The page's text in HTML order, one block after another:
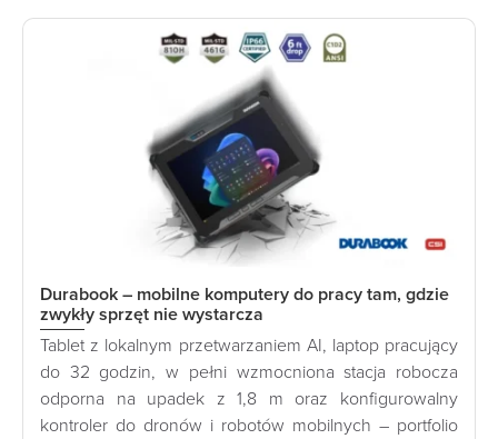
Durabook – mobilne komputery do pracy tam, gdzie
zwykły sprzęt nie wystarcza
Tablet z lokalnym przetwarzaniem AI, laptop pracujący
do 32 godzin, w pełni wzmocniona stacja robocza
odporna na upadek z 1,8 m oraz konfigurowalny
kontroler do dronów i robotów mobilnych – portfolio